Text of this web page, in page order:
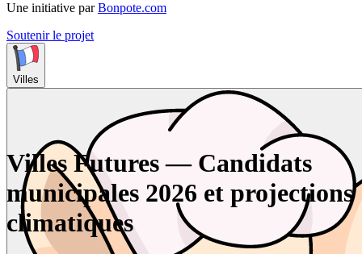
Une initiative par Bonpote.com
Soutenir le projet
Villes
Villes Futures — Candidats
municipales 2026 et projections
climatiques